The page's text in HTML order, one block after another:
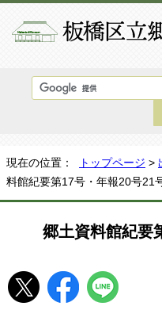
現在の位置： トップページ >
料館紀要第17号・年報20号21
郷土資料館紀要